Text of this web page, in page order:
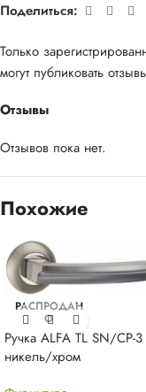
Поделиться:
Отзывы
Отзывов пока нет.
Только
могут публиковать
Похожие
РАСПРОДАН
О
Ручка ALFA TL SN/CP-
никель/хром